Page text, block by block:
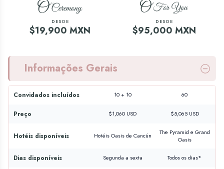
DESDE
$19,900 MXN
DESDE
$95,000 MXN
Informações Gerais
Convidados incluídos 10 + 10 60
Preço $1,060 USD $5,065 USD
Hotéis disponíveis Hotéis Oasis de Cancún
The Pyramid e Grand
Oasis
Dias disponíveis Segunda a sexta Todos os dias*